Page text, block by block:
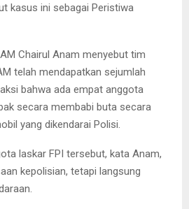
kasus ini sebagai Peristiwa
Chairul Anam menyebut tim
telah mendapatkan sejumlah
bahwa ada empat anggota
secara membabi buta secara
yang dikendarai Polisi.
laskar FPI tersebut, kata Anam,
kepolisian, tetapi langsung